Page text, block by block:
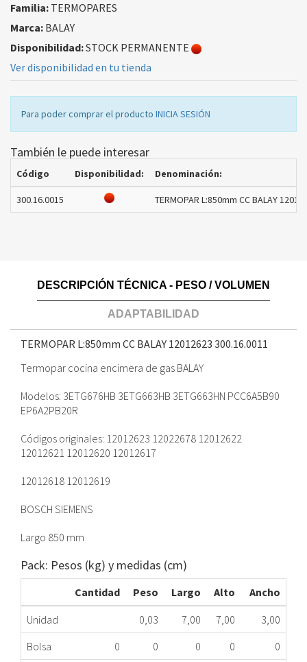
Familia: TERMOPARES
Marca: BALAY
Disponibilidad:STOCK PERMANENTE
Ver disponibilidad en tu tienda
Para poder comprar el producto INICIA SESIÓN
También le puede interesar
Código Disponibilidad: Denominación:
300.16.0015 TERMOPAR L:850mm CC BALAY
DESCRIPCIÓN TÉCNICA - PESO / VOLUMEN
ADAPTABILIDAD
TERMOPAR L:850mm CC BALAY 12012623 300.16.0011
Termopar cocina encimera de gas BALAY
Modelos: 3ETG676HB 3ETG663HB 3ETG663HN PCC6A5B90
EP6A2PB20R
Códigos originales: 12012623 12022678 12012622
12012621 12012620 12012617
12012618 12012619
BOSCH SIEMENS
Largo 850 mm
Pack: Pesos (kg) y medidas (cm)
Cantidad Peso Largo Alto
Ancho
Unidad
0,03 7,00 7,00
3,00
Bolsa
0 0 0 0
0